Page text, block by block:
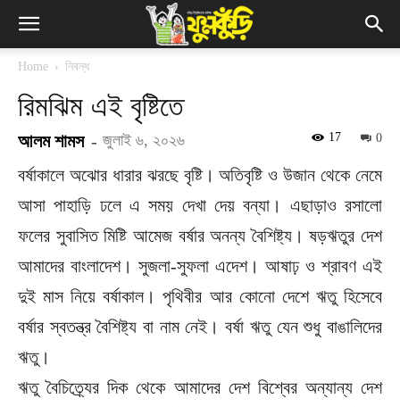
Home নিবন্ধ
রিমঝিম এই বৃষ্টিতে
আলম শামস - জুলাই ৬, ২০২৬ 0
17
বর্ষাকালে অঝোর ধারার ঝরছে বৃষ্টি। অতিবৃষ্টি ও উজান থেকে নেমে
আসা পাহাড়ি ঢলে এ সময় দেখা দেয় বন্যা। এছাড়াও রসালো
ফলের সুবাসিত মিষ্টি আমেজ বর্ষার অনন্য বৈশিষ্ট্য। ষড়ঋতুর দেশ
আমাদের বাংলাদেশ। সুজলা-সুফলা এদেশ। আষাঢ় ও শ্রাবণ এই
দুই মাস নিয়ে বর্ষাকাল। পৃথিবীর আর কোনো দেশে ঋতু হিসেবে
বর্ষার স্বতন্ত্র বৈশিষ্ট্য বা নাম নেই। বর্ষা ঋতু যেন শুধু বাঙালিদের
ঋতু।
ঋতু বৈচিত্র্যের দিক থেকে আমাদের দেশ বিশ্বের অন্যান্য দেশ